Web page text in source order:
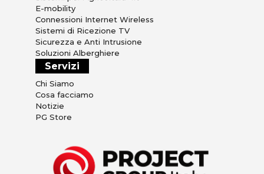
E-mobility
Connessioni Internet Wireless
Sistemi di Ricezione TV
Sicurezza e Anti Intrusione
Soluzioni Alberghiere
Servizi
Chi Siamo
Cosa facciamo
Notizie
PG Store